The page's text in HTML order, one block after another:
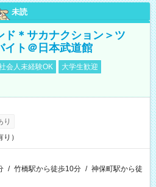
未読
ド＊サカナクション＞ツ
イト＠日本武道館
会人未経験OK
大学生歓迎
り
）
/ 竹橋駅から徒歩10分 / 神保町駅から徒